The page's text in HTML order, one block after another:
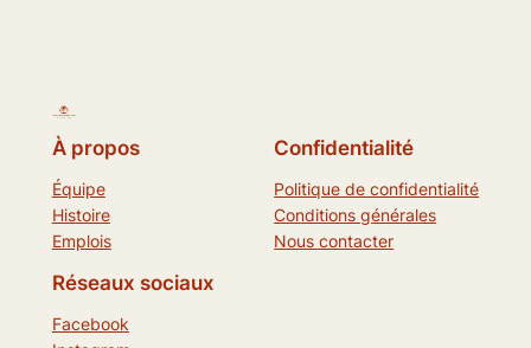
À propos
Équipe
Histoire
Emplois
Confidentialité
Politique de confidentialité
Conditions générales
Nous contacter
Réseaux sociaux
Facebook